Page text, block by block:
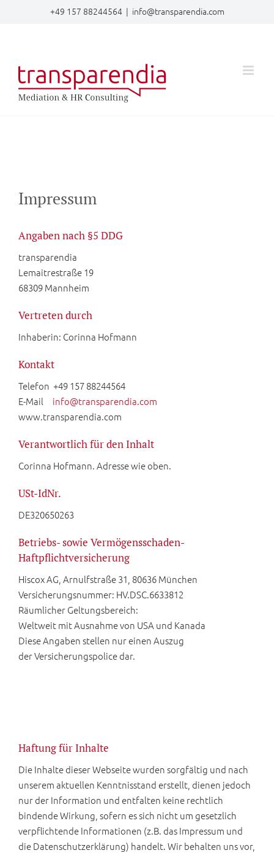
+49 157 88244564 | info@transparendia.com
Impressum
Angaben nach §5 DDG
transparendia
Lemaitrestraße 19
68309 Mannheim
Vertreten durch
Inhaberin: Corinna Hofmann
Kontakt
Telefon +49 157 88244564
E-Mail info@transparendia.com
www.transparendia.com
Verantwortlich für den Inhalt
Corinna Hofmann. Adresse wie oben.
USt-IdNr.
DE320650263
Betriebs- sowie Vermögensschaden-
Haftpflichtversicherung
Hiscox AG, Arnulfstraße 31, 80636 München
Versicherungsnummer: HV.DSC.6633812
Räumlicher Geltungsbereich:
Weltweit mit Ausnahme von USA und Kanada
Diese Angaben stellen nur einen Auszug
der Versicherungspolice dar.
Haftung für Inhalte
Die Inhalte dieser Webseite wurden sorgfältig und nach
unserem aktuellen Kenntnisstand erstellt, dienen jedoch
nur der Information und entfalten keine rechtlich
bindende Wirkung, sofern es sich nicht um gesetzlich
verpflichtende Informationen (z.B. das Impressum und
die Datenschutzerklärung) handelt. Wir behalten uns vor,